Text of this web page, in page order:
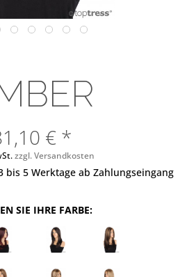
€ *
zzgl. Versandkosten
bis 5 Werktage ab Zahlungseingang
SIE IHRE FARBE: